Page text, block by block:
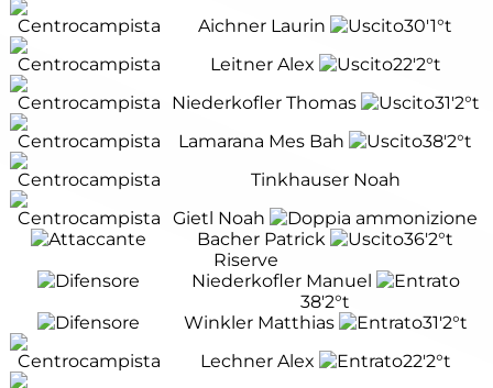
Aichner Laurin
30'1°t
Leitner Alex
22'2°t
Niederkofler Thomas
31'2°t
Lamarana Mes Bah
38'2°t
Tinkhauser Noah
Gietl Noah
Bacher Patrick
36'2°t
Riserve
Niederkofler Manuel
38'2°t
Winkler Matthias
31'2°t
Lechner Alex
22'2°t